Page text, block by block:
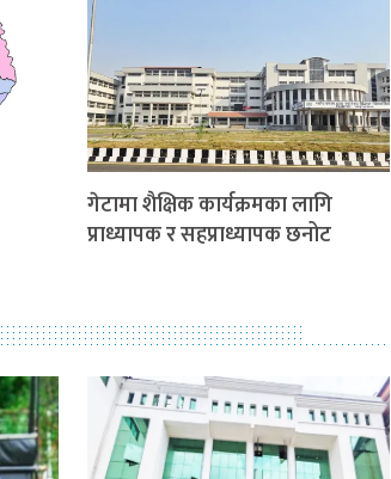
गेटामा शैक्षिक कार्यक्रमका लागि
प्राध्यापक र सहप्राध्यापक छनोट